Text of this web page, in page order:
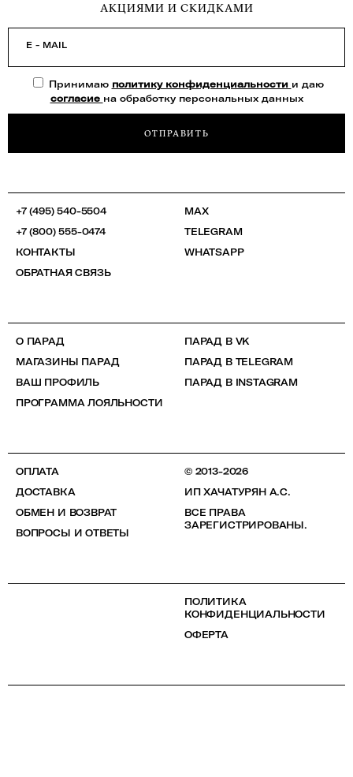
АКЦИЯМИ И СКИДКАМИ
E - MAIL
Принимаю политику конфиденциальности и даю
согласие на обработку персональных данных
ОТПРАВИТЬ
+7 (495) 540-5504
+7 (800) 555-0474
КОНТАКТЫ
ОБРАТНАЯ СВЯЗЬ
MAX
TELEGRAM
WHATSAPP
О ПАРАД
МАГАЗИНЫ ПАРАД
ВАШ ПРОФИЛЬ
ПРОГРАММА ЛОЯЛЬНОСТИ
ПАРАД В VK
ПАРАД В TELEGRAM
ПАРАД В INSTAGRAM
ОПЛАТА
ДОСТАВКА
ОБМЕН И ВОЗВРАТ
ВОПРОСЫ И ОТВЕТЫ
© 2013-2026
ИП ХАЧАТУРЯН А.С.
ВСЕ ПРАВА
ЗАРЕГИСТРИРОВАНЫ.
ПОЛИТИКА
КОНФИДЕНЦИАЛЬНОСТИ
ОФЕРТА